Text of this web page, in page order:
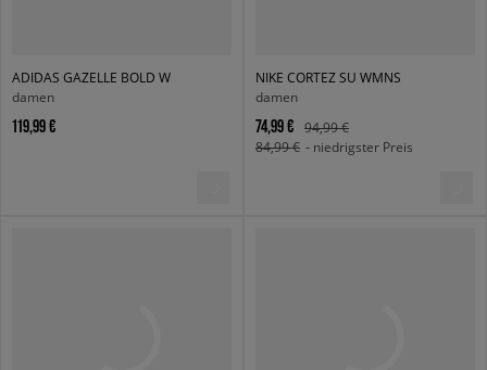
ADIDAS GAZELLE BOLD W
damen
119,99 €
NIKE CORTEZ SU WMNS
damen
74,99 €
94,99 €
84,99 € - niedrigster Preis